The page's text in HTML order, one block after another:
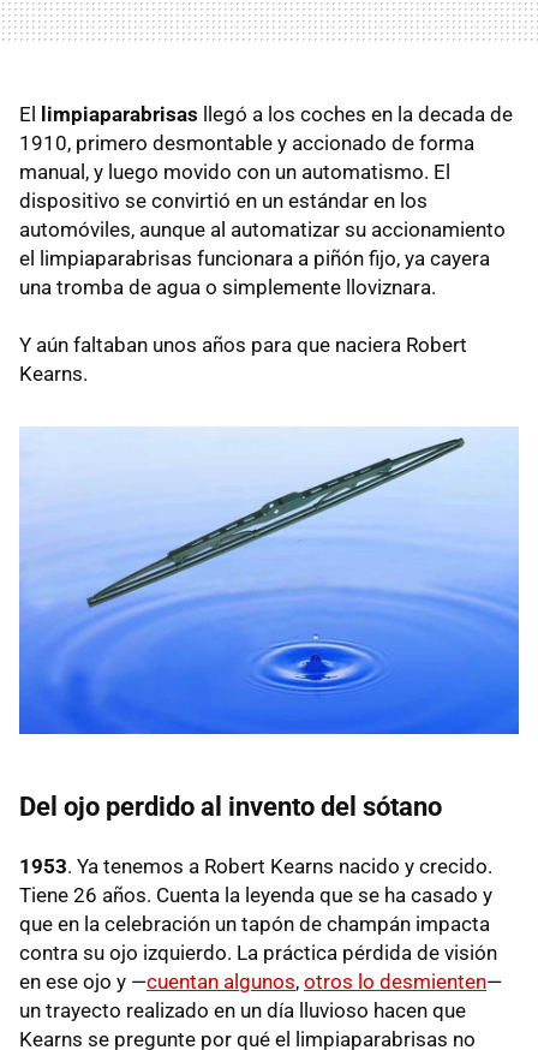
El limpiaparabrisas llegó a los coches en la decada de
1910, primero desmontable y accionado de forma
manual, y luego movido con un automatismo. El
dispositivo se convirtió en un estándar en los
automóviles, aunque al automatizar su accionamiento
el limpiaparabrisas funcionara a piñón fijo, ya cayera
una tromba de agua o simplemente lloviznara.
Y aún faltaban unos años para que naciera Robert
Kearns.
Del ojo perdido al invento del sótano
1953. Ya tenemos a Robert Kearns nacido y crecido.
Tiene 26 años. Cuenta la leyenda que se ha casado y
que en la celebración un tapón de champán impacta
contra su ojo izquierdo. La práctica pérdida de visión
en ese ojo y —cuentan algunos, otros lo desmienten—
un trayecto realizado en un día lluvioso hacen que
Kearns se pregunte por qué el limpiaparabrisas no